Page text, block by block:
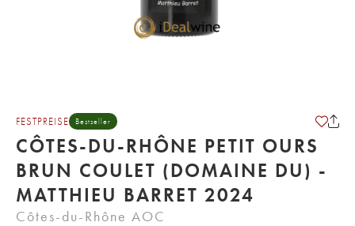
FESTPREISE Bestseller
CÔTES-DU-RHÔNE PETIT OURS
BRUN COULET (DOMAINE DU) -
MATTHIEU BARRET 2024
Côtes-du-Rhône AOC